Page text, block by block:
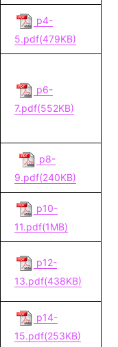
p4-
5.pdf(479KB)
p6-
7.pdf(552KB)
p8-
9.pdf(240KB)
p10-
11.pdf(1MB)
p12-
13.pdf(438KB)
p14-
15.pdf(253KB)